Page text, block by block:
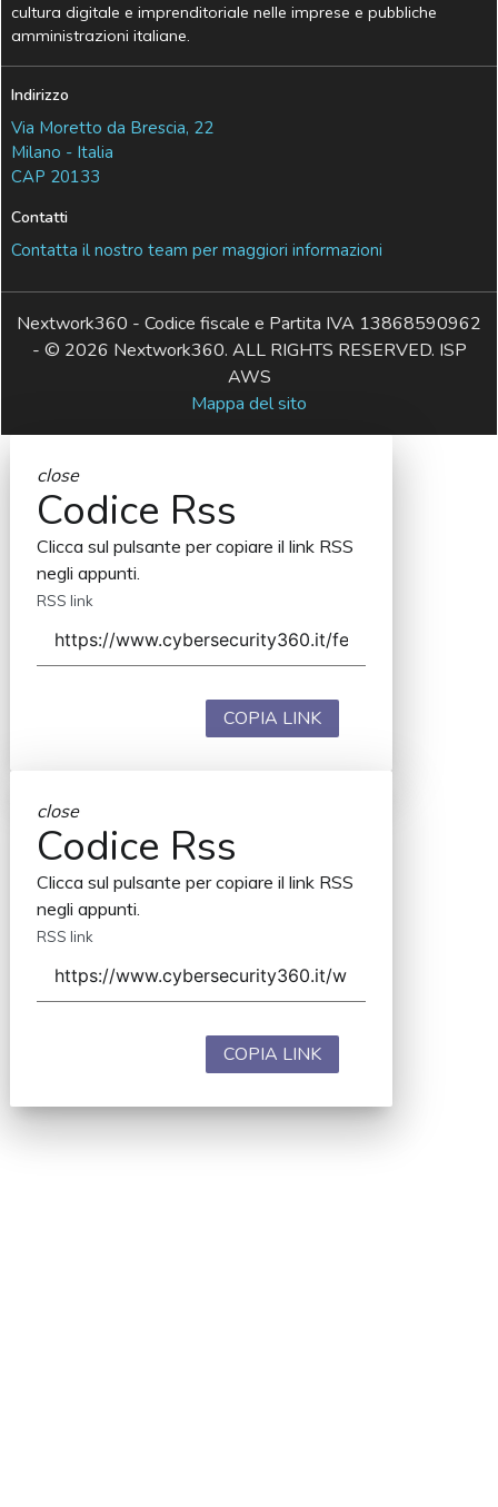
cultura digitale e imprenditoriale nelle imprese e pubbliche
amministrazioni italiane.
Indirizzo
Via Moretto da Brescia, 22
Milano - Italia
CAP 20133
Contatti
Contatta il nostro team per maggiori informazioni
Nextwork360 - Codice fiscale e Partita IVA 13868590962
- © 2026 Nextwork360. ALL RIGHTS RESERVED. ISP
AWS
Mappa del sito
close
Codice Rss
Clicca sul pulsante per copiare il link RSS
negli appunti.
RSS link
COPIA LINK
close
Codice Rss
Clicca sul pulsante per copiare il link RSS
negli appunti.
RSS link
COPIA LINK